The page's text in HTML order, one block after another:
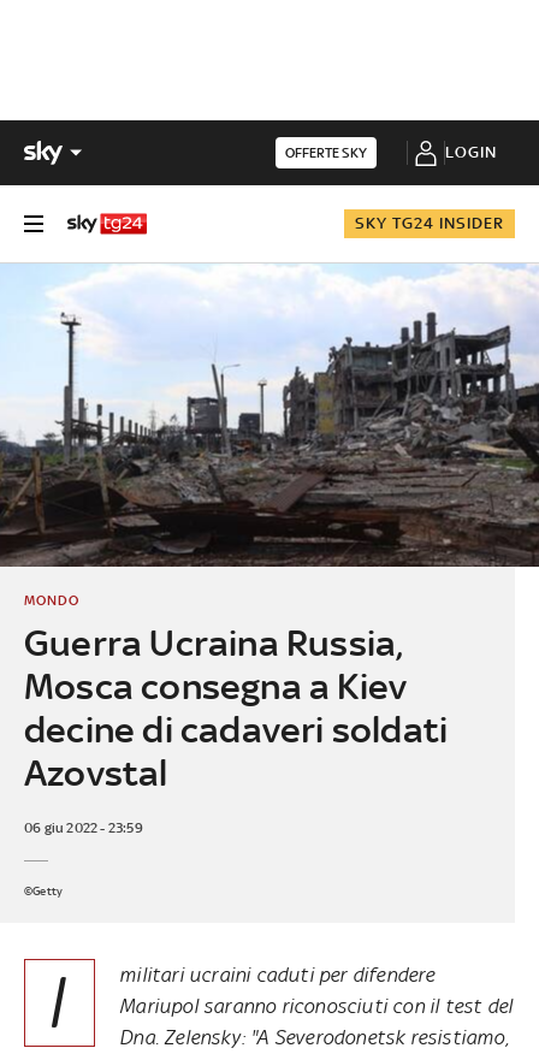
OFFERTE SKY LOGIN
SKY TG24 INSIDER
Guerra Ucraina Russia,
Mosca consegna a Kiev
decine di cadaveri soldati
Azovstal
MONDO
06 giu 2022 - 23:59
©Getty
I
militari ucraini caduti per difendere
Mariupol saranno riconosciuti con il test del
Dna. Zelensky: "A Severodonetsk resistiamo,